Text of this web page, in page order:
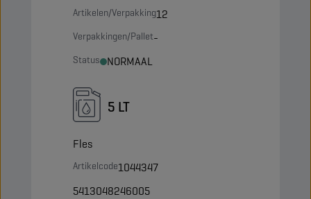
Artikelen/Verpakking12
Verpakkingen/Pallet-
Status NORMAAL
5 LT
Fles
Artikelcode1044347
5413048246005